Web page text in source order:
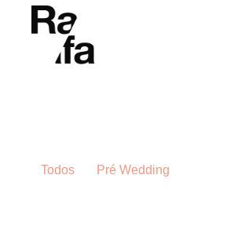
Todos Pré Wedding